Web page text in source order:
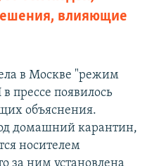
влияющие
в Москве "режим
прессе появилось
объяснения.
домашний карантин,
носителем